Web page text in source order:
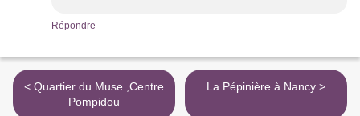
Répondre
< Quartier du Muse ,Centre
Pompidou
La Pépinière à Nancy >